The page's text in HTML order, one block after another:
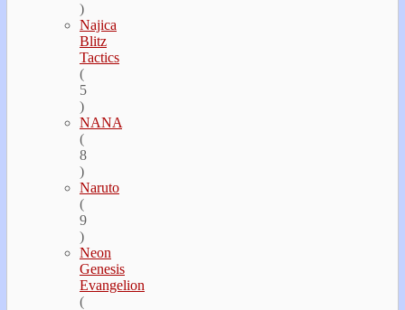
)
Najica
Blitz
Tactics
(
5
)
NANA
(
8
)
Naruto
(
9
)
Neon
Genesis
Evangelion
(